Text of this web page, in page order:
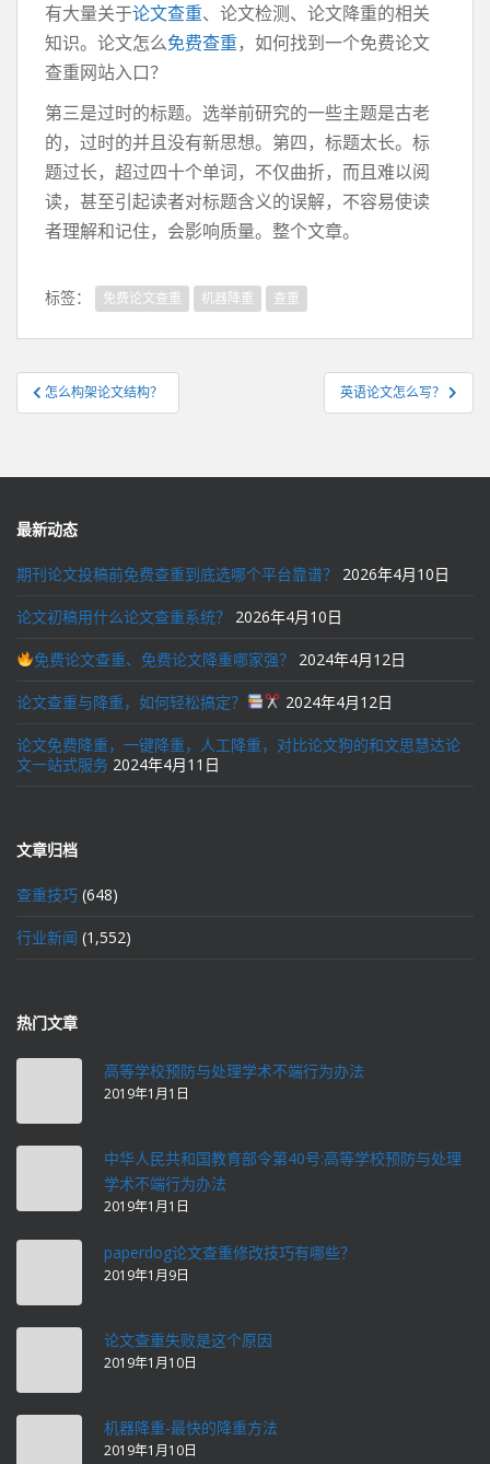
有大量关于论文查重、论文检测、论文降重的相关
知识。论文怎么免费查重，如何找到一个免费论文
查重网站入口？
第三是过时的标题。选举前研究的一些主题是古老
的，过时的并且没有新思想。第四，标题太长。标
题过长，超过四十个单词，不仅曲折，而且难以阅
读，甚至引起读者对标题含义的误解，不容易使读
者理解和记住，会影响质量。整个文章。
标签： 免费论文查重 机器降重 查重
文
章
航
怎么构架论文结构？ 英语论文怎么写？
最新动态
期刊论文投稿前免费查重到底选哪个平台靠谱？ 2026年4月10日
论文初稿用什么论文查重系统？ 2026年4月10日
免费论文查重、免费论文降重哪家强？ 2024年4月12日
论文查重与降重，如何轻松搞定？ 2024年4月12日
论文免费降重，一键降重，人工降重，对比论文狗的和文思慧达论
文一站式服务 2024年4月11日
文章归档
查重技巧 (648)
行业新闻 (1,552)
热门文章
高等学校预防与处理学术不端行为办法
2019年1月1日
中华人民共和国教育部令第40号:高等学校预防与处理
学术不端行为办法
2019年1月1日
paperdog论文查重修改技巧有哪些？
2019年1月9日
论文查重失败是这个原因
2019年1月10日
机器降重-最快的降重方法
2019年1月10日